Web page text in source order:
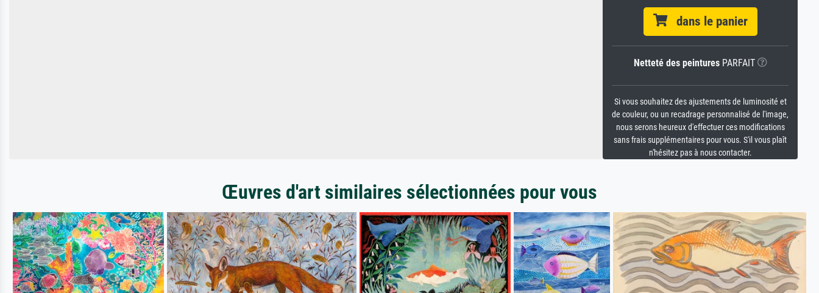
dans le panier
Netteté des peinturesPARFAIT
Si vous souhaitez des ajustements de luminosité et
de couleur, ou un recadrage personnalisé de l'image,
nous serons heureux d'effectuer ces modifications
sans frais supplémentaires pour vous. S'il vous plaît
n'hésitez pas à nous contacter.
Œuvres d'art similaires sélectionnées pour vous